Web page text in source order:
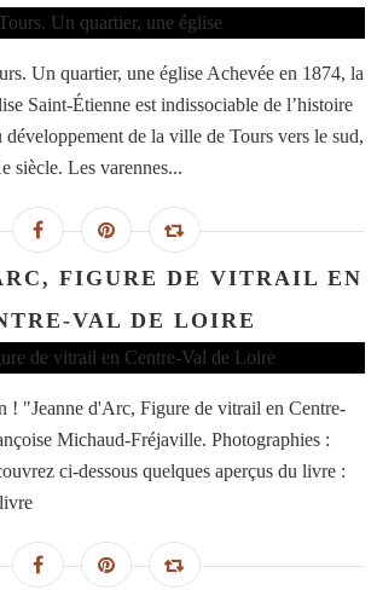
Un quartier, une église Achevée en 1874, la
Saint-Étienne est indissociable de l’histoire
développement de la ville de Tours vers le sud,
siècle. Les varennes...
FIGURE DE VITRAIL EN
VAL DE LOIRE
! "Jeanne d'Arc, Figure de vitrail en Centre-
Michaud-Fréjaville. Photographies :
ci-dessous quelques aperçus du livre :